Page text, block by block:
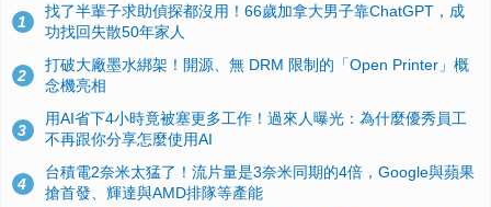
1
找了半輩子求助偵探都沒用！66歲加拿大男子靠ChatGPT，成
功找回失散50年家人
2
打破大廠墨水綁架！開源、無 DRM 限制的「Open Printer」概
念機亮相
3
用AI省下4小時竟被塞更多工作！過來人曝光：為什麼優秀員工
不再跟你分享怎麼使用AI
4
台積電2奈米太猛了！流片量是3奈米同期的4倍，Google與蘋果
搶首發、輝達與AMD排隊等產能